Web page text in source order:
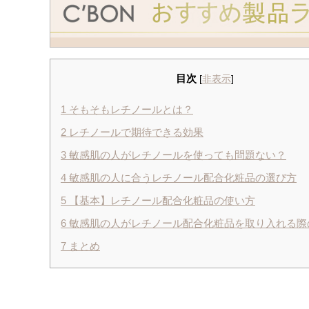
目次 [非表示]
1 そもそもレチノールとは？
2 レチノールで期待できる効果
3 敏感肌の人がレチノールを使っても問題ない？
4 敏感肌の人に合うレチノール配合化粧品の選び方
5 【基本】レチノール配合化粧品の使い方
6 敏感肌の人がレチノール配合化粧品を取り入れる
7 まとめ